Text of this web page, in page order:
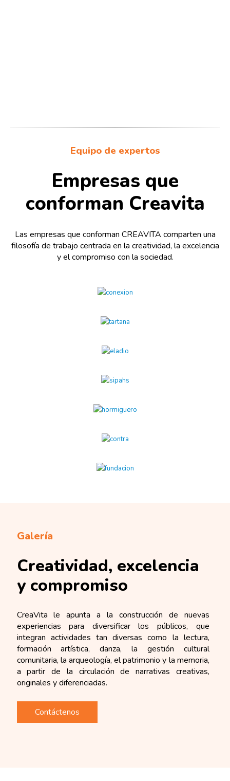
exposiciones y turismo
de contenido
Equipo de expertos
Empresas que
conforman Creavita
Las empresas que conforman CREAVITA comparten una
filosofía de trabajo centrada en la creatividad, la excelencia
y el compromiso con la sociedad.
Galería
Creatividad, excelencia
y compromiso
CreaVita le apunta a la construcción de nuevas
experiencias para diversificar los públicos, que
integran actividades tan diversas como la lectura,
formación artística, danza, la gestión cultural
comunitaria, la arqueología, el patrimonio y la memoria,
a partir de la circulación de narrativas creativas,
originales y diferenciadas.
Contáctenos